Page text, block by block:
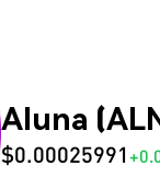
Aluna
$0.00025991